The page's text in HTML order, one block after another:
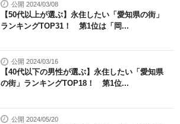
公開 2024/03/08
【50代以上が選ぶ】永住したい「愛知県の街」
ランキングTOP31！ 第1位は「岡...
公開 2024/03/16
【40代以下の男性が選ぶ】永住したい「愛知県
の街」ランキングTOP18！ 第1位...
公開 2024/05/20